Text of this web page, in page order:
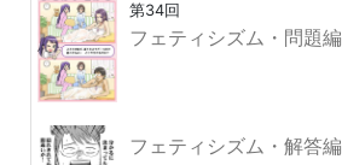
第34回
フェティシズム・問題編
フェティシズム・解答編